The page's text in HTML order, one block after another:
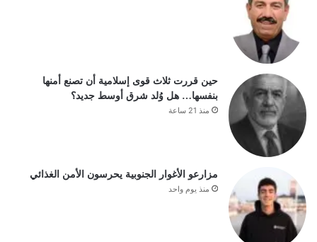
حين قررت ثلاث قوى إسلامية أن تصنع أمنها
بنفسها… هل وُلد شرق أوسط جديد؟
منذ 21 ساعة
مزارعو الأغوار الجنوبية يحرسون الأمن الغذائي
منذ يوم واحد